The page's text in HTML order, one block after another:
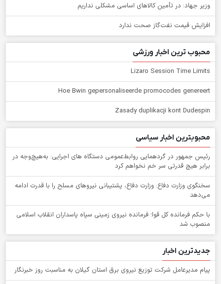
وزیر جهاد: در تأمین کالاهای اساسی مشکلی نداریم
افزایش قیمت نفت‌گاز صحت ندارد
محبوب ترین اخبار ورزشی
Lizaro Session Time Limits
Hoe Bwin gepersonaliseerde promocodes genereert
Zasady duplikacji kont Dudespin
محبوبترین اخبار سیاسی
رئیس جمهور در گردهمایی روابط‌عمومی دستگاه های اجرایی: به‌هیچ‌وجه در
برابر هیچ قدرتی سر خم نخواهم کرد
سخنگوی وزارت دفاع: وزارت دفاع، پشتیبانی نیرو‌های مسلح را با قدرت ادامه
می‌دهد
با حکم فرمانده کل قوا؛ فرمانده نیروی زمینی سپاه پاسداران انقلاب اسلامی
منصوب شد
جدیدترین اخبار
پیام مدیرعامل شركت توزیع نیروی برق استان گیلان به مناسبت روز خبرنگار ‌